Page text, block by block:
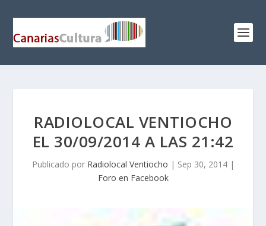
RADIOLOCAL VENTIOCHO
EL 30/09/2014 A LAS 21:42
Publicado por Radiolocal Ventiocho | Sep 30, 2014|
Foro en Facebook